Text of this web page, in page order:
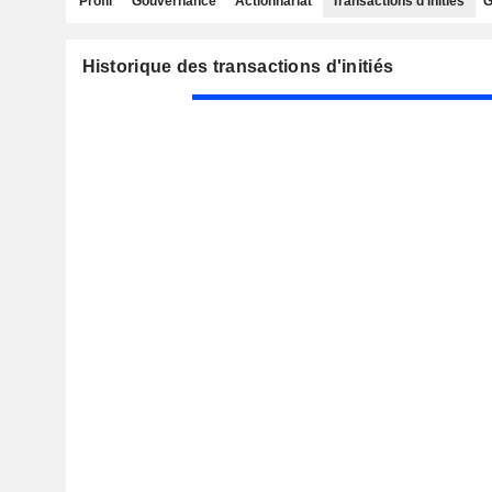
Historique des transactions d'initiés